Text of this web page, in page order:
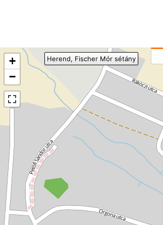
+
−
Herend, Fischer Mór sétány